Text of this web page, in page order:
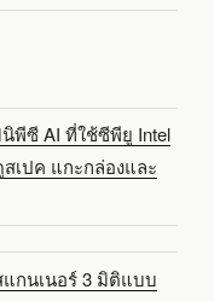
นิพีซี AI ที่ใช้ซีพียู Intel
สเปค แกะกล่องและ
แกนเนอร์ 3 มิติแบบ